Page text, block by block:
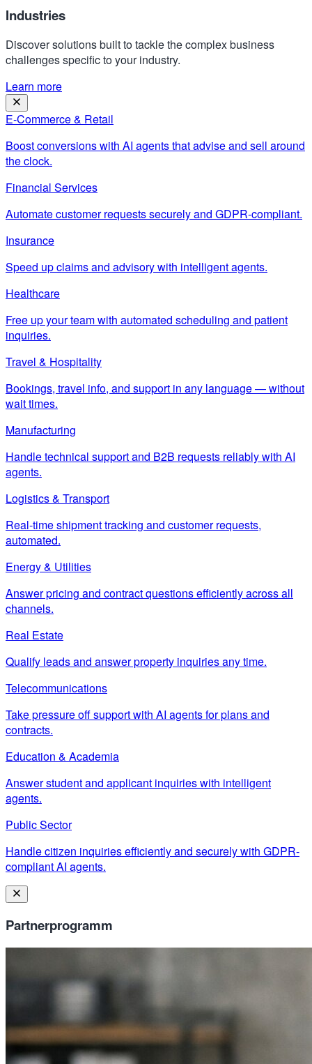
Industries
Discover solutions built to tackle the complex business
challenges specific to your industry.
Learn more
E-Commerce & Retail
Boost conversions with AI agents that advise and sell around
the clock.
Financial Services
Automate customer requests securely and GDPR-compliant.
Insurance
Speed up claims and advisory with intelligent agents.
Healthcare
Free up your team with automated scheduling and patient
inquiries.
Travel & Hospitality
Bookings, travel info, and support in any language — without
wait times.
Manufacturing
Handle technical support and B2B requests reliably with AI
agents.
Logistics & Transport
Real-time shipment tracking and customer requests,
automated.
Energy & Utilities
Answer pricing and contract questions efficiently across all
channels.
Real Estate
Qualify leads and answer property inquiries any time.
Telecommunications
Take pressure off support with AI agents for plans and
contracts.
Education & Academia
Answer student and applicant inquiries with intelligent
agents.
Public Sector
Handle citizen inquiries efficiently and securely with GDPR-
compliant AI agents.
Partnerprogramm